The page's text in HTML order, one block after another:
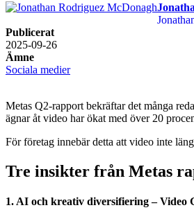
Publicerat
2025-09-26
Ämne
Sociala medier
Metas Q2-rapport bekräftar det många
ägnar åt video har ökat med över 20
För företag innebär detta att video inte
Tre insikter från Metas
1. AI och kreativ diversifiering – Video